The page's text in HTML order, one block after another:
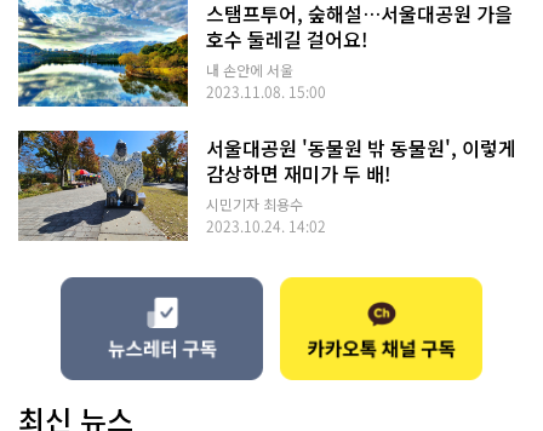
스탬프투어, 숲해설…서울대공원 가을
호수 둘레길 걸어요!
내 손안에 서울
2023.11.08. 15:00
서울대공원 '동물원 밖 동물원', 이렇게
감상하면 재미가 두 배!
시민기자 최용수
2023.10.24. 14:02
최신 뉴스